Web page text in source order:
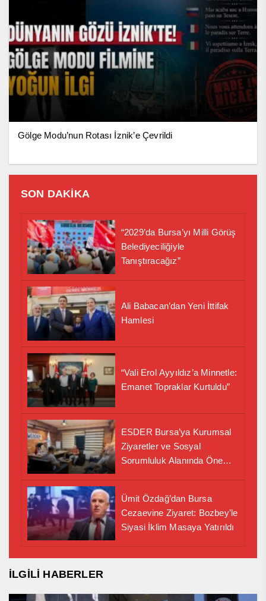
Gölge Modu’nun Rotası İznik’e Çevrildi
SON DAKİKA
“2029’da Bursa’yı Milli Görüş
Belediyeciliğiyle
Tanıştıracağız”
Ali Babacan’dan Yeni İttifak
Hamlesi
“Vali Erol Ayyıldız’a Minnetle:
Emanet Topraklar Kurtuldu”
ESDER Bursa’ya Kurumsal
Ziyaretler ve Sosyal
Sorumluluk Alanında Önemli
Ümit Özdağ’dan Bursa
Cezaevine Ziyaret: Bozbey’le
Siyasi İklim Masaya Yatırıldı
İLGİLİ HABERLER